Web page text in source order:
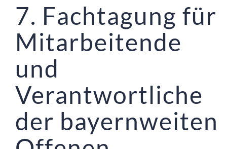
7. Fachtagung für
Mitarbeitende
und
Verantwortliche
der bayernweiten